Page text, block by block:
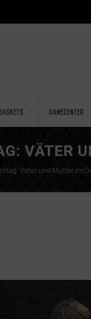
Gamecenter
VÄTER
Väter und Mütter im